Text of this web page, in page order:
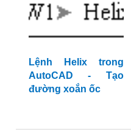
Lệnh Helix trong
AutoCAD - Tạo
đường xoắn ốc